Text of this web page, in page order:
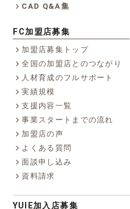
CAD Q&A集
FC加盟店募集
加盟店募集トップ
全国の加盟店とのつながり
人材育成のフルサポート
実績規模
支援内容一覧
事業スタートまでの流れ
加盟店の声
よくある質問
面談申し込み
資料請求
YUIE加入店募集